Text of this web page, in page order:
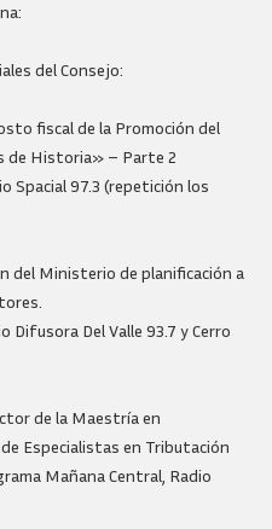
del Consejo:
fiscal de la Promoción del
de Historia» – Parte 2
Spacial 97.3 (repetición los
del Ministerio de planificación a
Difusora Del Valle 93.7 y Cerro
de la Maestría en
Especialistas en Tributación
Mañana Central, Radio